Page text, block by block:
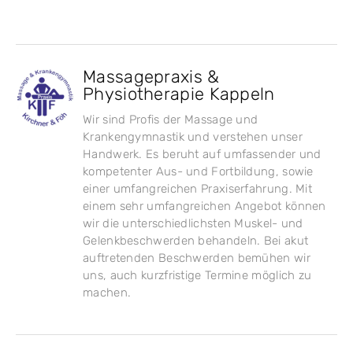
Massagepraxis &
Physiotherapie Kappeln
Wir sind Profis der Massage und
Krankengymnastik und verstehen unser
Handwerk. Es beruht auf umfassender und
kompetenter Aus- und Fortbildung, sowie
einer umfangreichen Praxiserfahrung. Mit
einem sehr umfangreichen Angebot können
wir die unterschiedlichsten Muskel- und
Gelenkbeschwerden behandeln. Bei akut
auftretenden Beschwerden bemühen wir
uns, auch kurzfristige Termine möglich zu
machen.